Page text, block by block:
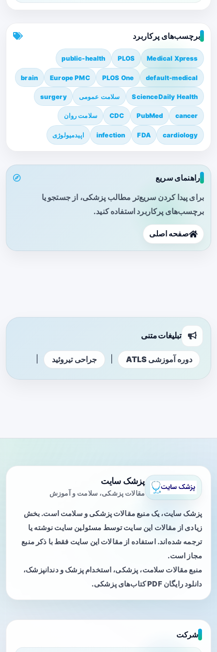
برچسب‌های پرکاربرد
Medical Xpress
PLOS
public-health
default-medical
PLOS One
Europe PMC
brain
ScienceDaily Health سلامت عمومی surgery
cancer
PubMed
CDC سلامت روان
cardiology
FDA
infection اپیدمیولوژی
راهنمای سریع
برای پیدا کردن سریع‌تر مطالب پزشکی، از جستجو یا
برچسب‌های پرکاربرد استفاده کنید.
صفحه اصلی
تبلیغات متنی
دوره آموزشی ATLS جراحی تیروئید
پزشک سایت
مقالات پزشکی، سلامت و آموزش
پزشک سایت، یک منبع مقالات پزشکی و سلامت است. بخش
زیادی از مقالات این سایت توسط مسئولین سایت نوشته یا
ترجمه شده‌اند. استفاده از مقالات این سایت فقط با ذکر منبع
مجاز است.
منبع مقالات سلامت، پزشکی، استخدام پزشک و دندانپزشک،
دانلود رایگان PDF کتاب‌های پزشکی.
شرکت